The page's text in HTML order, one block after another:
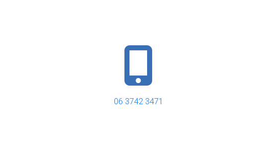
06 3742 3471